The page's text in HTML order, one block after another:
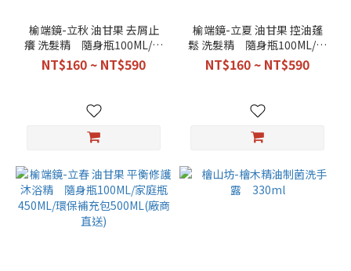
榆端鏡-立秋 油甘果 去屑止
癢 洗髮精 隨身瓶100ML/家
庭瓶450ML/環保補充包
500ML(廠商直送)
NT$160 ~ NT$590
榆端鏡-立夏 油甘果 控油蓬
鬆 洗髮精 隨身瓶100ML/家
庭瓶450ML/環保補充包
500ML(廠商直送)
NT$160 ~ NT$590